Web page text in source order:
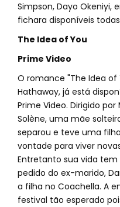
Simpson, Dayo Okeniyi,
fichara disponíveis
The Idea of You
Prime Video
O romance "The Idea of
Hathaway, já está
Prime Video. Dirigido
Solène, uma mãe
separou e teve uma
vontade para viver
Entretanto sua vida
pedido do ex-marido,
a filha no Coachella. A
festival tão esperado